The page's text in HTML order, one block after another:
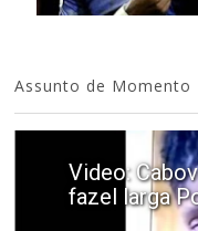
Assunto de Momento
Video:
fazel larga